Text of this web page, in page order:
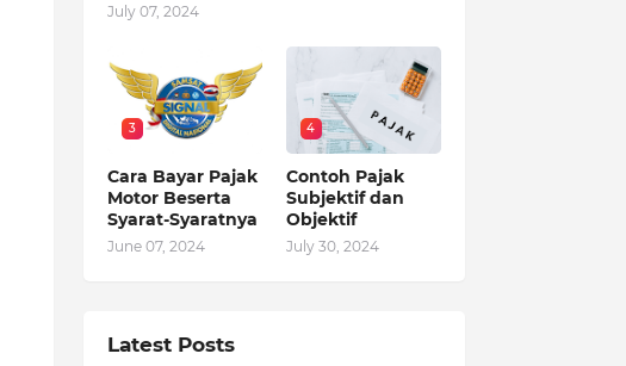
July 07, 2024
3
Cara Bayar Pajak
Motor Beserta
Syarat-Syaratnya
June 07, 2024
4
Contoh Pajak
Subjektif dan
Objektif
July 30, 2024
Latest Posts